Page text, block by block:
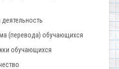
(перевода) обучающихся
обучающихся